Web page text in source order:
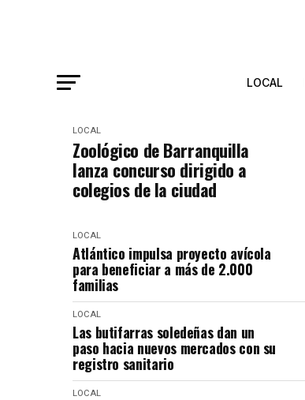
LOCAL
LOCAL
Zoológico de Barranquilla
lanza concurso dirigido a
colegios de la ciudad
LOCAL
Atlántico impulsa proyecto avícola
para beneficiar a más de 2.000
familias
LOCAL
Las butifarras soledeñas dan un
paso hacia nuevos mercados con su
registro sanitario
LOCAL